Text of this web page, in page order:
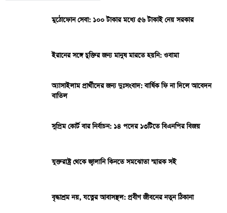
মুঠোফোন সেবা: ১০০ টাকার মধ্যে ৫৬ টাকাই নেয় সরকার
ইরানের সঙ্গে চুক্তির জন্য মানুষ মারতে হয়নি: ওবামা
অ্যাসাইলাম প্রার্থীদের জন্য দুঃসংবাদ: বার্ষিক ফি না দিলে আবেদন
বাতিল
সুপ্রিম কোর্ট বার নির্বাচন: ১৪ পদের ১৩টিতে বিএনপির বিজয়
যুক্তরাষ্ট্র থেকে জ্বালানি কিনতে সমঝোতা স্মারক সই
বৃদ্ধাশ্রম নয়, যত্নের আবাসস্থল: প্রবীণ জীবনের নতুন ঠিকানা